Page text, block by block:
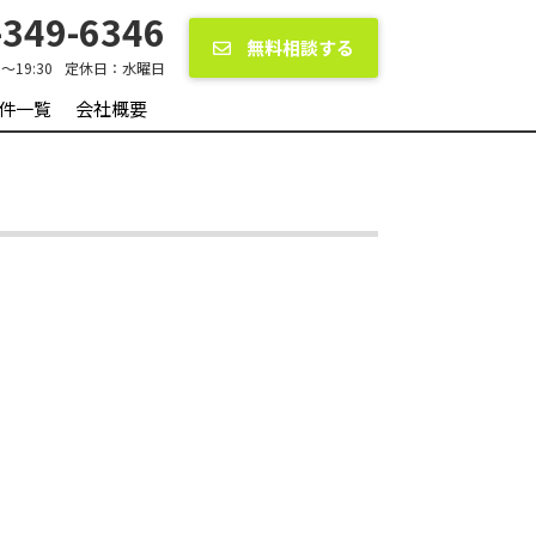
6346
19:30 定休日： 水曜日
無料相談する
一覧 会社概要